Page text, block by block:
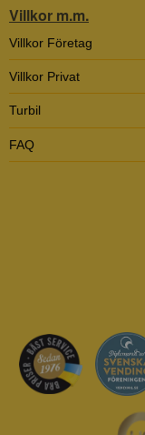
Villkor m.m.
Villkor Företag
Villkor Privat
Turbil
FAQ